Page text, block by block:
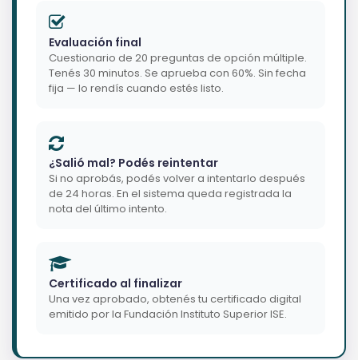
Evaluación final
Cuestionario de 20 preguntas de opción múltiple.
Tenés 30 minutos. Se aprueba con 60%. Sin fecha
fija — lo rendís cuando estés listo.
¿Salió mal? Podés reintentar
Si no aprobás, podés volver a intentarlo después
de 24 horas. En el sistema queda registrada la
nota del último intento.
Certificado al finalizar
Una vez aprobado, obtenés tu certificado digital
emitido por la Fundación Instituto Superior ISE.